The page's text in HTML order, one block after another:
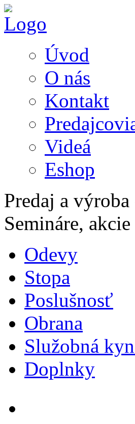
Úvod
O nás
Kontakt
Videá
Eshop
Predaj a
Semináre,
Odevy
Stopa
Poslušnosť
Obrana
Služobná
Doplnky